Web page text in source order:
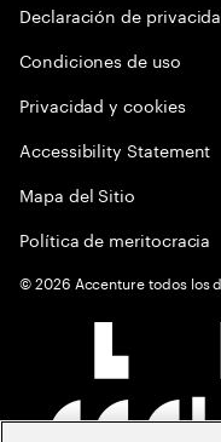
Declaración de
Condiciones de uso
Privacidad y cookies
Accessibility Statement
Mapa del Sitio
Política de meritocracia
©2026 Accenture todos los